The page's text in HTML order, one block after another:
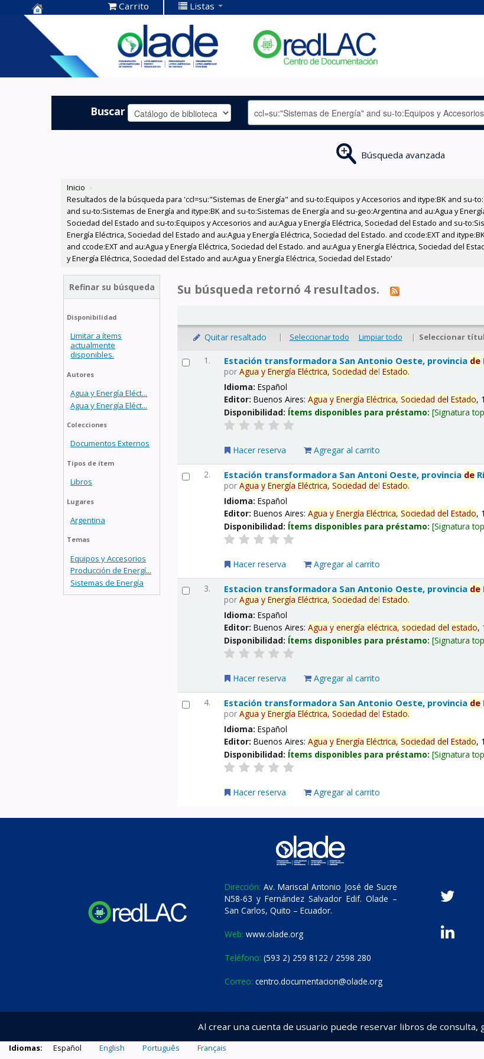
Centro de
Documentación
OLADE -
Carrito Listas
Buscar
Búsqueda avanzada
Inicio ›
Resultados de la búsqueda para 'ccl=su:"Sistemas de Energía" and su-to:Equipos y Accesorios and itype:BK and su-
and su-to:Sistemas de Energía and itype:BK and su-to:Sistemas de Energía and su-geo:Argentina and au:Agua y
Sociedad del Estado and su-to:Equipos y Accesorios and au:Agua y Energía Eléctrica, Sociedad del Estado and su-
Energía Eléctrica, Sociedad del Estado and au:Agua y Energía Eléctrica, Sociedad del Estado. and ccode:EXT and
and ccode:EXT and au:Agua y Energía Eléctrica, Sociedad del Estado. and au:Agua y Energía Eléctrica, Sociedad del
y Energía Eléctrica, Sociedad del Estado and au:Agua y Energía Eléctrica, Sociedad del Estado'
Refinar su búsqueda
Disponibilidad
Limitar a ítems
actualmente
disponibles.
Autores
Agua y Energía Eléct...
Agua y Energía Eléct...
Colecciones
Documentos Externos
Tipos de ítem
Libros
Lugares
Argentina
Temas
Equipos y Accesorios
Producción de Energí...
Sistemas de Energía
Su búsqueda retornó 4 resultados.
Quitar resaltado | Seleccionar todo Limpiar todo | Seleccionar
1. Estación transformadora San Antonio Oeste, provincia de
porAgua y Energía Eléctrica, Sociedad delEstado.
Idioma:Español
Editor:Buenos Aires:Agua y Energía Eléctrica, Sociedad delEstado,
Disponibilidad: Ítems disponibles para préstamo: Signatura
Hacer reserva Agregar al carrito
2. Estación transformadora San Antoni Oeste, provincia de
porAgua y Energía Eléctrica, Sociedad delEstado.
Idioma:Español
Editor:Buenos Aires:Agua y Energía Eléctrica, Sociedad delEstado,
Disponibilidad: Ítems disponibles para préstamo: Signatura
Hacer reserva Agregar al carrito
3. Estacion transformadora San Antonio Oeste, provincia de
porAgua y Energía Eléctrica, Sociedad delEstado.
Idioma:Español
Editor:Buenos Aires:Agua y energía eléctrica, sociedad delestado,
Disponibilidad: Ítems disponibles para préstamo: Signatura
Hacer reserva Agregar al carrito
4. Estación transformadora San Antonio Oeste, provincia de
porAgua y Energía Eléctrica, Sociedad delEstado.
Idioma:Español
Editor:Buenos Aires:Agua y Energía Eléctrica, Sociedad delEstado,
Disponibilidad: Ítems disponibles para préstamo: Signatura
Hacer reserva Agregar al carrito
Dirección: Av. Mariscal Antonio José de Sucre
N58-63 y Fernández Salvador Edif. Olade –
San Carlos, Quito – Ecuador.
Web: www.olade.org
Teléfono: (593 2) 259 8122 / 2598 280
Correo: centro.documentacion@olade.org
Al crear una cuenta de usuario puede reservar libros de consulta,
Idiomas: Español English Português Français